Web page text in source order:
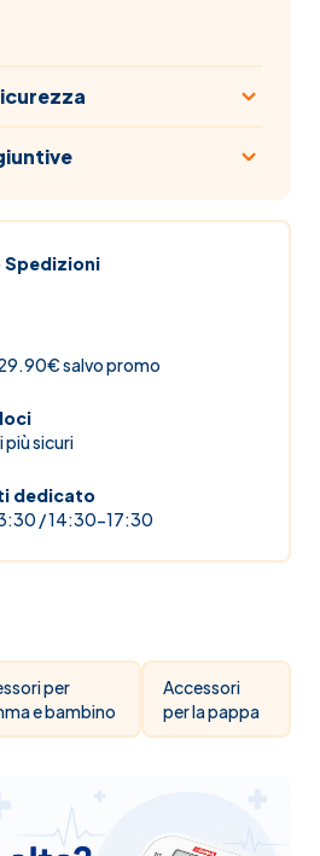
Spedizioni
salvo promo
più sicuri
dedicato
/ 14:30-17:30
per
e bambino
Accessori
per la pappa